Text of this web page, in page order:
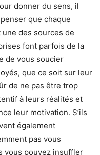
donner du sens, il
que chaque
des sources de
font parfois de la
de vous soucier
que ce soit sur leur
de ne pas être trop
à leurs réalités et
leur motivation. S’ils
également
pas vous
vous pouvez insuffler